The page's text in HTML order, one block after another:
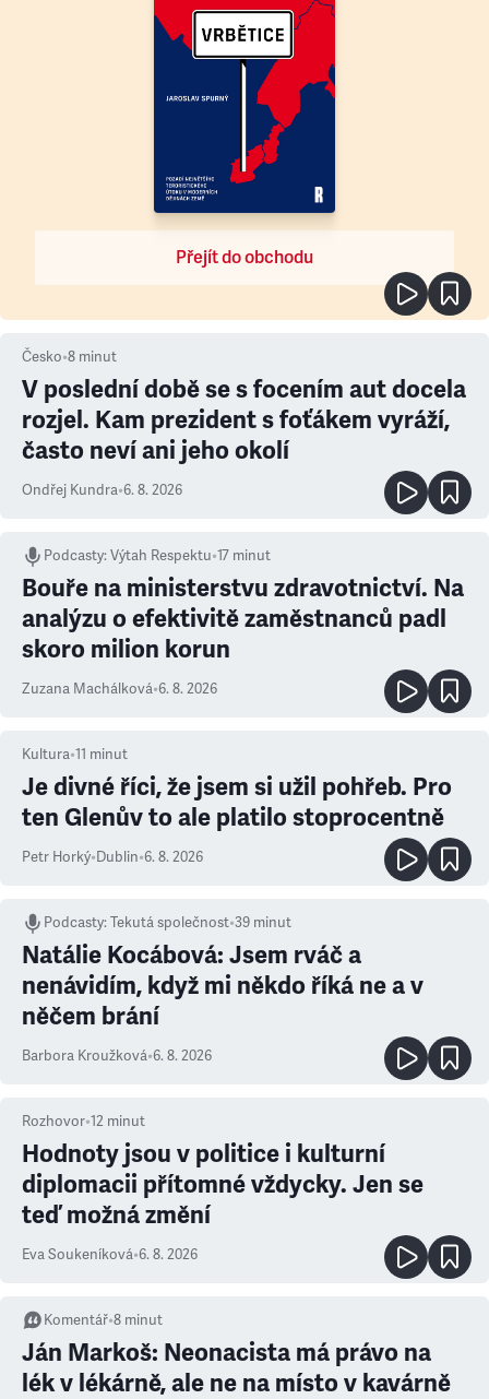
Přejít do obchodu
Česko•8 minut
V poslední době se s focením aut docela
rozjel. Kam prezident s foťákem vyráží,
často neví ani jeho okolí
Ondřej Kundra•6. 8. 2026
Podcasty:Výtah Respektu•17 minut
Bouře na ministerstvu zdravotnictví. Na
analýzu o efektivitě zaměstnanců padl
skoro milion korun
Zuzana Machálková•6. 8. 2026
Kultura•11 minut
Je divné říci, že jsem si užil pohřeb. Pro
ten Glenův to ale platilo stoprocentně
Petr Horký•Dublin•6. 8. 2026
Podcasty:Tekutá společnost•39 minut
Natálie Kocábová: Jsem rváč a
nenávidím, když mi někdo říká ne a v
něčem brání
Barbora Kroužková•6. 8. 2026
Rozhovor•12 minut
Hodnoty jsou v politice i kulturní
diplomacii přítomné vždycky. Jen se
teď možná změní
Eva Soukeníková•6. 8. 2026
Komentář•8 minut
Ján Markoš: Neonacista má právo na
lék v lékárně, ale ne na místo v kavárně